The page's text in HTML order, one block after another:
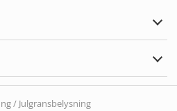
/ Julgransbelysning